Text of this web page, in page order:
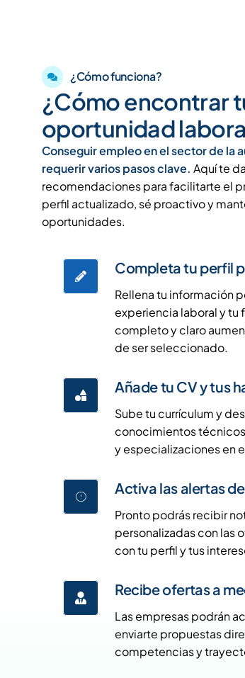
¿Cómo funciona?
¿Cómo encontrar
oportunidad
Conseguir empleo en el sector de la
requerir varios pasos clave. Aquí te
recomendaciones para facilitarte el
perfil actualizado, sé proactivo y
oportunidades.
Completa tu perfil
Rellena tu información
experiencia laboral y tu
completo y claro
de ser seleccionado.
Añade tu CV y tus
Sube tu currículum y
conocimientos
y especializaciones en
Activa las alertas
Pronto podrás recibir
personalizadas con las
con tu perfil y tus
Recibe ofertas a
Las empresas podrán
enviarte propuestas
competencias y